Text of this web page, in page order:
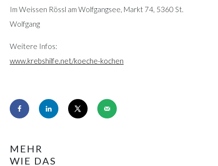
Im Weissen Rössl am Wolfgangsee, Markt 74, 5360 St.
Wolfgang
Weitere Infos:
www.krebshilfe.net/koeche-kochen
MEHR
WIE DAS